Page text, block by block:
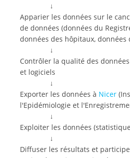
↓
Apparier les données sur le
de données (données du
données des hôpitaux, données
↓
Contrôler la qualité des
et logiciels
↓
Exporter les données à Nicer
l'Epidémiologie et
↓
Exploiter les données
↓
Diffuser les résultats et